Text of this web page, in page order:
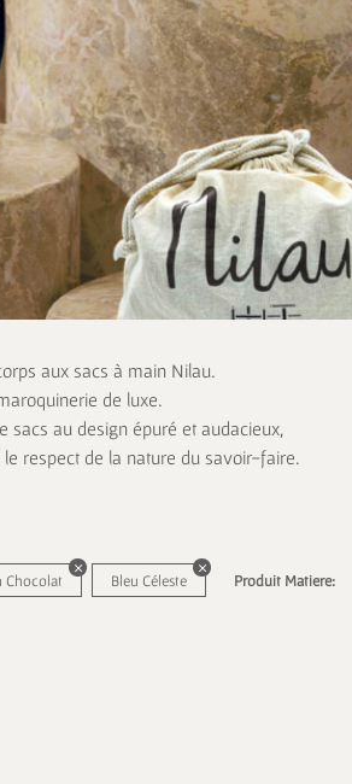
aux sacs à main Nilau.
de luxe.
sacs au design épuré et audacieux,
respect de la nature du savoir-faire.
Chocolat Bleu Céleste Produit Matiere: